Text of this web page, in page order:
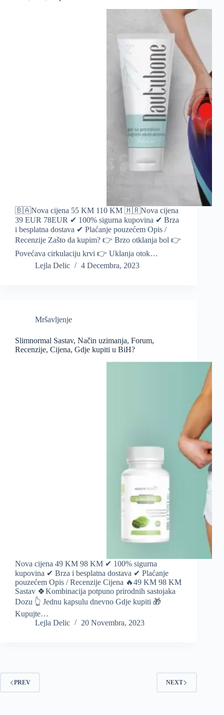
🇧🇦Nova cijena 55 KM 110 KM 🇭🇷Nova cijena
39 EUR 78EUR ✔ 100% sigurna kupovina ✔ Brza
i besplatna dostava ✔ Plaćanje pouzećem Opis /
Recenzije Zašto da kupim? 👉 Brzo otklanja bol 👉
Povećava cirkulaciju krvi 👉 Uklanja otok…
Lejla Delic
4 Decembra, 2023
Mršavljenje
Slimnormal Sastav, Način uzimanja, Forum,
Recenzije, Cijena, Gdje kupiti u BiH?
Nova cijena 49 KM 98 KM ✔ 100% sigurna
kupovina ✔ Brza i besplatna dostava ✔ Plaćanje
pouzećem Opis / Recenzije Cijena 🔥49 KM 98 KM
Sastav 🍀Kombinacija potpuno prirodnih sastojaka
Dozu 👆 Jednu kapsulu dnevno Gdje kupiti 🎁
Kupujte…
Lejla Delic
20 Novembra, 2023
PREV NEXT